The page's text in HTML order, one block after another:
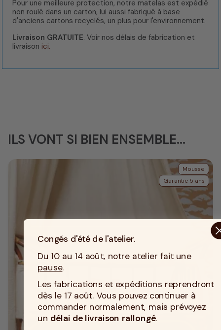
Pour une meilleure protection, notre matelas est expédié
non roulé dans un carton, lui aussi fabriqué à base
d'anciens cartons recyclés, un plus pour l'environnement.
Livraison GRATUITE. Voir nos délais de fabrication et
livraison ici.
ILS VONT SI BIEN ENSEMBLE...
Mousse
Garantie 5 ans
Congés d'été de l'atelier.
Du 10 au 14 août, notre atelier fait une
pause.
Les fabrications et expéditions reprendront
dès le 17 août. Vous pouvez continuer à
commander normalement, mais prévoyez
un délai de livraison rallongé.